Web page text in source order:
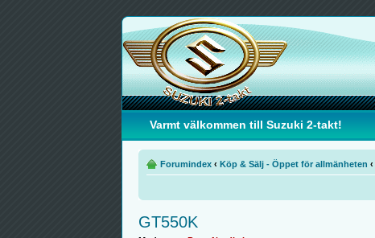
Varmt välkommen till Suzuki 2-takt!
Forumindex ‹ Köp & Sälj - Öppet för allmänheten ‹
GT550K